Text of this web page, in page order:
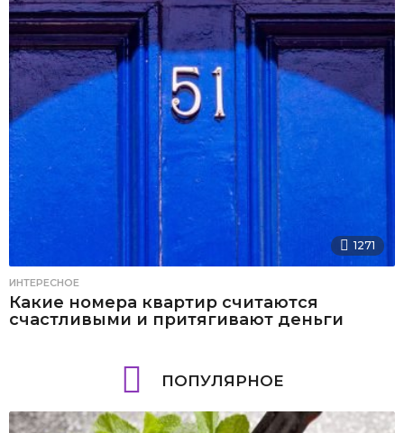
1271
ИНТЕРЕСНОЕ
Какие номера квартир считаются
счастливыми и притягивают деньги
ПОПУЛЯРНОЕ